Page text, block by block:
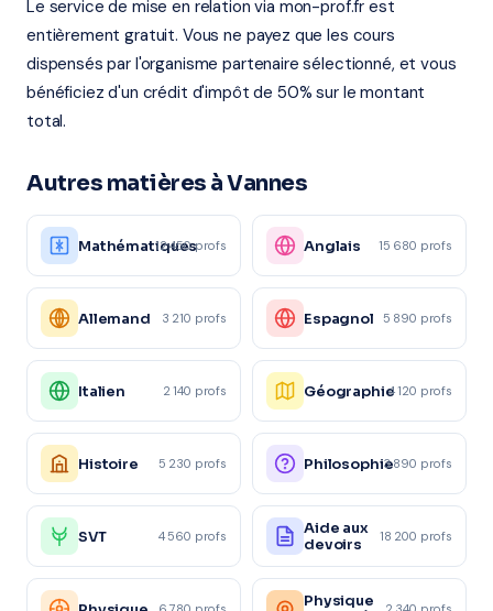
Le service de mise en relation via mon-prof.fr est
entièrement gratuit. Vous ne payez que les cours
dispensés par l'organisme partenaire sélectionné, et vous
bénéficiez d'un crédit d'impôt de 50% sur le montant
total.
Autres matières à Vannes
Mathématiques
12 450 profs Anglais 15 680 profs
Allemand 3 210 profs Espagnol 5 890 profs
Italien 2 140 profs Géographie4 120 profs
Histoire 5 230 profs Philosophie3 890 profs
SVT 4 560 profs
Aide aux
devoirs
18 200 profs
Physique